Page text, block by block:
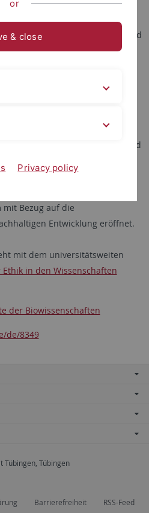
Blick auf neue Erkenntnisse
Gebieten wie der Genetik und
oder Ökologie
und
eine
genannten Themen in
Insgesamt sollen Forschung und
und Implikationen
zu reflektieren und in ein
zu integrieren. Weitere
mit Bezug auf die
Entwicklung eröffnet.
mit dem universitätsweiten
in den Wissenschaften
der Biowissenschaften
de/8349
Tübingen
Barrierefreiheit RSS-Feed
or
& close
Privacy policy